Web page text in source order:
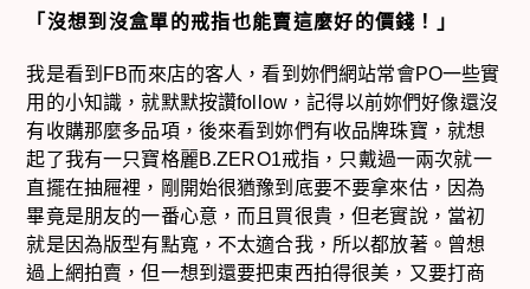
「沒想到沒盒單的戒指也能賣這麼好的價錢！」
我是看到FB而來店的客人，看到妳們網站常會PO一些實
用的小知識，就默默按讚follow，記得以前妳們好像還沒
有收購那麼多品項，後來看到妳們有收品牌珠寶，就想
起了我有一只寶格麗B.ZERO1戒指，只戴過一兩次就一
直擺在抽屜裡，剛開始很猶豫到底要不要拿來估，因為
畢竟是朋友的一番心意，而且買很貴，但老實說，當初
就是因為版型有點寬，不太適合我，所以都放著。曾想
過上網拍賣，但一想到還要把東西拍得很美，又要打商